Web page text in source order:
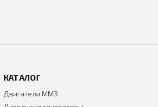
КАТАЛОГ
Двигатели ММЗ